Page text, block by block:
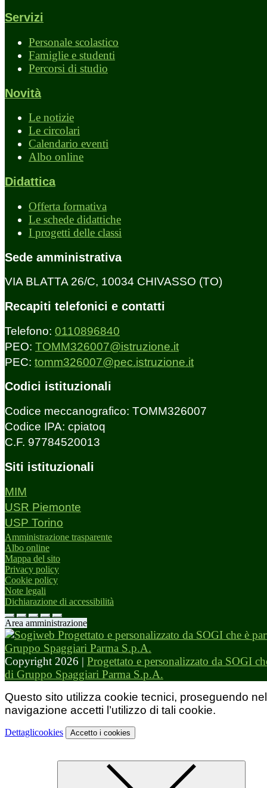
Servizi
Personale scolastico
Famiglie e studenti
Percorsi di studio
Novità
Le notizie
Le circolari
Calendario eventi
Albo online
Didattica
Offerta formativa
Le schede didattiche
I progetti delle classi
Sede amministrativa
VIA BLATTA 26/C, 10034 CHIVASSO (TO)
Recapiti telefonici e contatti
Telefono: 0110896840
PEO: TOMM326007@istruzione.it
PEC: tomm326007@pec.istruzione.it
Codici istituzionali
Codice meccanografico: TOMM326007
Codice IPA: cpiatoq
C.F. 97784520013
Siti istituzionali
MIM
USR Piemonte
USP Torino
Amministrazione trasparente
Albo online
Mappa del sito
Privacy policy
Cookie policy
Note legali
Dichiarazione di accessibilità
Area amministrazione
Copyright 2026 | Progettato e personalizzato da SOGI
di Gruppo Spaggiari Parma S.p.A.
Questo sito utilizza cookie tecnici, proseguendo
navigazione accetti l’utilizzo di tali cookie.
Dettaglicookies Accetto i cookies